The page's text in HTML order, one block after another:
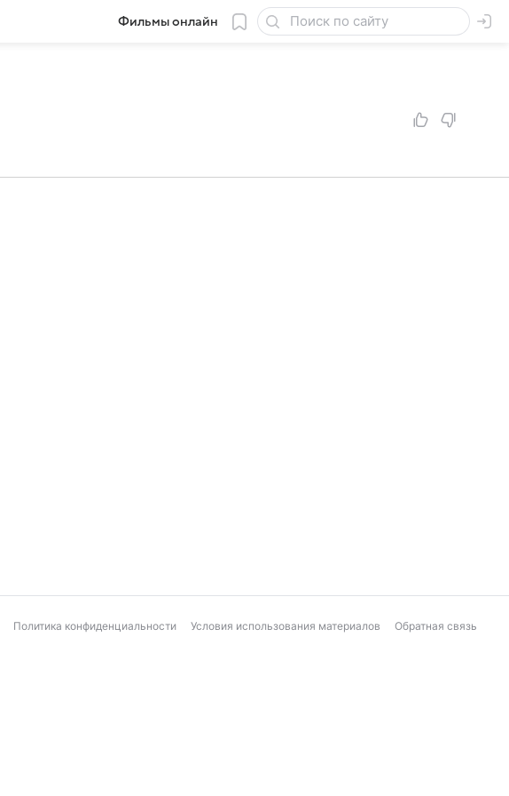
Фильмы онлайн
Политика конфиденциальности Условия использования материалов Обратная связь